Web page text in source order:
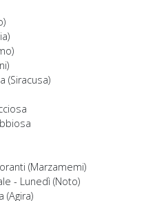
(Siracusa)
(Marzamemi)
- Lunedì (Noto)
(Agira)